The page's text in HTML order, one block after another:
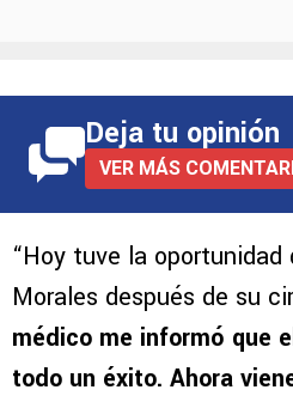
Deja tu opinión
VER MÁS
“Hoy tuve la
Morales después de su
médico me informó que
todo un éxito. Ahora